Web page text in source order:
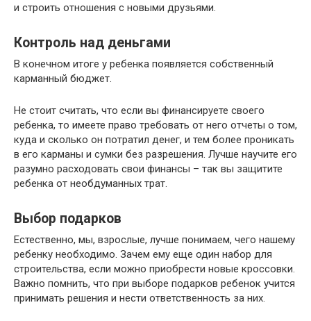
и строить отношения с новыми друзьями.
Контроль над деньгами
В конечном итоге у ребенка появляется собственный
карманный бюджет.
Не стоит считать, что если вы финансируете своего
ребенка, то имеете право требовать от него отчеты о том,
куда и сколько он потратил денег, и тем более проникать
в его карманы и сумки без разрешения. Лучше научите его
разумно расходовать свои финансы – так вы защитите
ребенка от необдуманных трат.
Выбор подарков
Естественно, мы, взрослые, лучше понимаем, чего нашему
ребенку необходимо. Зачем ему еще один набор для
строительства, если можно приобрести новые кроссовки.
Важно помнить, что при выборе подарков ребенок учится
принимать решения и нести ответственность за них.